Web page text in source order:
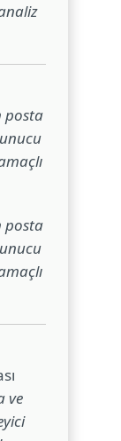
posta
posta
ve